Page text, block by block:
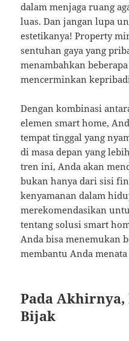
dalam menjaga ruang
luas. Dan jangan lupa
estetikanya! Property
sentuhan gaya yang
menambahkan
mencerminkan
Dengan kombinasi
elemen smart home,
tempat tinggal yang
di masa depan yang
tren ini, Anda akan
bukan hanya dari sisi
kenyamanan dalam
merekomendasikan
tentang solusi smart
Anda bisa menemukan
membantu Anda
Pada
Bijak